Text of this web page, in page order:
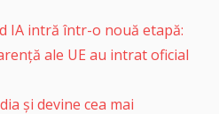
IA intră într-o nouă etapă:
ale UE au intrat oficial
și devine cea mai